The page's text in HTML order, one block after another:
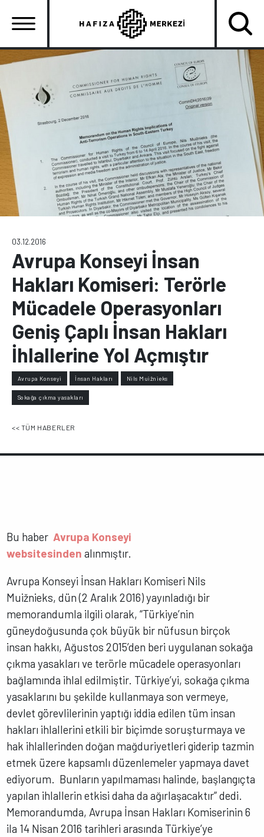
atla
Ana
menüsü
03.12.2016
Avrupa Konseyi İnsan
Hakları Komiseri: Terörle
Mücadele Operasyonları
Geniş Çaplı İnsan Hakları
İhlallerine Yol Açmıştır
Avrupa Konseyi İnsan Hakları Nils Muižnieks
Sokağa çıkma yasakları
<< TÜM HABERLER
Bu haber Avrupa Konseyi
websitesinden alınmıştır.
Avrupa Konseyi İnsan Hakları Komiseri Nils
Muižnieks, dün (2 Aralık 2016) yayınladığı bir
memorandumla ilgili olarak, “Türkiye’nin
güneydoğusunda çok büyük bir nüfusun birçok
insan hakkı, Ağustos 2015’den beri uygulanan sokağa
çıkma yasakları ve terörle mücadele operasyonları
bağlamında ihlal edilmiştir. Türkiye’yi, sokağa çıkma
yasaklarını bu şekilde kullanmaya son vermeye,
devlet görevlilerinin yaptığı iddia edilen tüm insan
hakları ihlallerini etkili bir biçimde soruşturmaya ve
hak ihlallerinden doğan mağduriyetleri giderip tazmin
etmek üzere kapsamlı düzenlemeler yapmaya davet
ediyorum. Bunların yapılmaması halinde, başlangıçta
yapılan ihlallerin etkisi daha da ağırlaşacaktır” dedi.
Memorandumda, Avrupa İnsan Hakları Komiserinin 6
ila 14 Nisan 2016 tarihleri arasında Türkiye’ye